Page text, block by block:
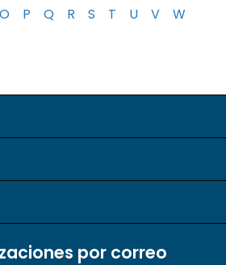
O P Q R S T U V
W
por correo